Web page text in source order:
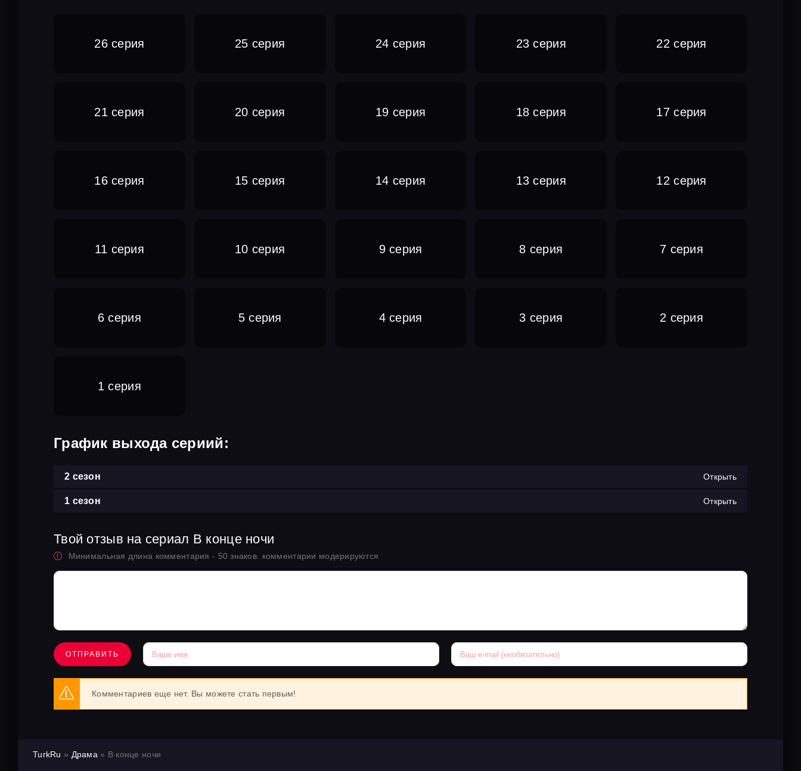
26 серия 25 серия 24 серия 23 серия 22 серия
21 серия 20 серия 19 серия 18 серия 17 серия
16 серия 15 серия 14 серия 13 серия 12 серия
11 серия 10 серия 9 серия 8 серия 7 серия
6 серия 5 серия 4 серия 3 серия 2 серия
1 серия
График выхода сериий:
2 сезон Открыть
1 сезон Открыть
Твой отзыв на сериал В конце ночи
Минимальная длина комментария - 50 знаков. комментарии модерируются
ОТПРАВИТЬ
Комментариев еще нет. Вы можете стать первым!
TurkRu » Драма » В конце ночи